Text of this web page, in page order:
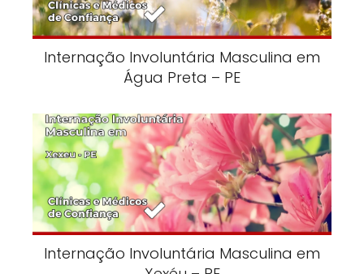
Internação Involuntária Masculina em
Água Preta – PE
Internação Involuntária Masculina em